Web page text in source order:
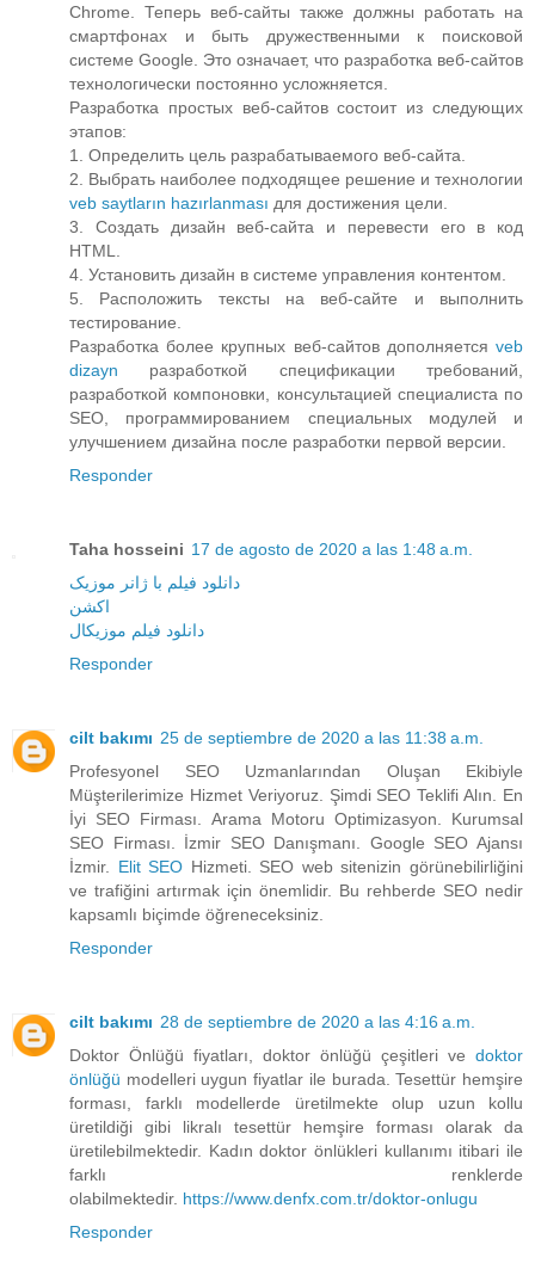
Chrome. Теперь веб-сайты также должны работать на
смартфонах и быть дружественными к поисковой
системе Google. Это означает, что разработка веб-сайтов
технологически постоянно усложняется.
Разработка простых веб-сайтов состоит из следующих
этапов:
1. Определить цель разрабатываемого веб-сайта.
2. Выбрать наиболее подходящее решение и технологии
veb saytların hazırlanması для достижения цели.
3. Создать дизайн веб-сайта и перевести его в код
HTML.
4. Установить дизайн в системе управления контентом.
5. Расположить тексты на веб-сайте и выполнить
тестирование.
Разработка более крупных веб-сайтов дополняется veb
dizayn разработкой спецификации требований,
разработкой компоновки, консультацией специалиста по
SEO, программированием специальных модулей и
улучшением дизайна после разработки первой версии.
Responder
Taha hosseini 17 de agosto de 2020 a las 1:48 a.m.
دانلود فیلم با ژانر موزیک
اکشن
دانلود فیلم موزیکال
Responder
cilt bakımı 25 de septiembre de 2020 a las 11:38 a.m.
Profesyonel SEO Uzmanlarından Oluşan Ekibiyle
Müşterilerimize Hizmet Veriyoruz. Şimdi SEO Teklifi Alın. En
İyi SEO Firması. Arama Motoru Optimizasyon. Kurumsal
SEO Firması. İzmir SEO Danışmanı. Google SEO Ajansı
İzmir. Elit SEO Hizmeti. SEO web sitenizin görünebilirliğini
ve trafiğini artırmak için önemlidir. Bu rehberde SEO nedir
kapsamlı biçimde öğreneceksiniz.
Responder
cilt bakımı 28 de septiembre de 2020 a las 4:16 a.m.
Doktor Önlüğü fiyatları, doktor önlüğü çeşitleri ve doktor
önlüğü modelleri uygun fiyatlar ile burada. Tesettür hemşire
forması, farklı modellerde üretilmekte olup uzun kollu
üretildiği gibi likralı tesettür hemşire forması olarak da
üretilebilmektedir. Kadın doktor önlükleri kullanımı itibari ile
farklı renklerde
olabilmektedir. https://www.denfx.com.tr/doktor-onlugu
Responder